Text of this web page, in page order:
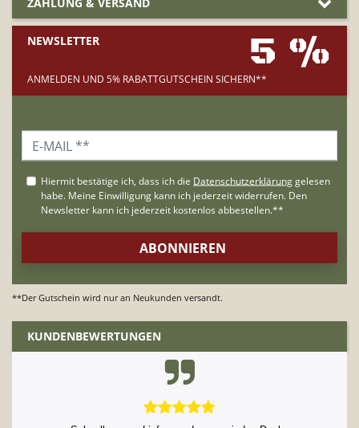
NEWSLETTER 5 %
ANMELDEN UND 5% RABATTGUTSCHEIN SICHERN**
**Der Gutschein wird nur an Neukunden versandt.
KUNDENBEWERTUNGEN